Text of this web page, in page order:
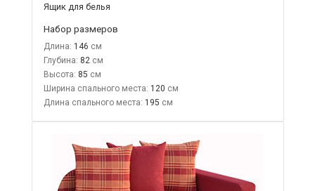
Ящик для белья
Набор размеров
Длина: 146
Глубина: 82
Высота: 85
Ширина спального места: 120
Длина спального места: 195